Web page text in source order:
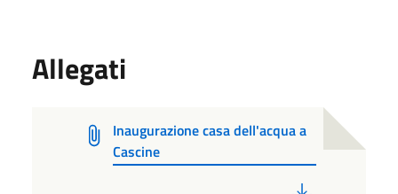
Allegati
Inaugurazione casa dell'acqua a
Cascine